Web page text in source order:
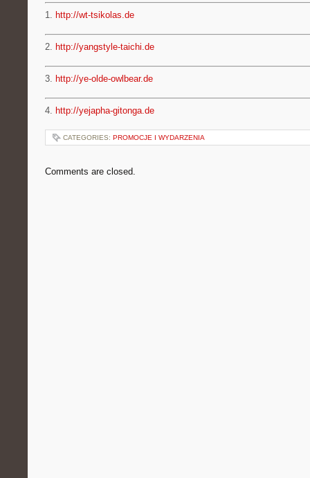
1. http://wt-tsikolas.de
2. http://yangstyle-taichi.de
3. http://ye-olde-owlbear.de
4. http://yejapha-gitonga.de
CATEGORIES: PROMOCJE I WYDARZENIA
Comments are closed.